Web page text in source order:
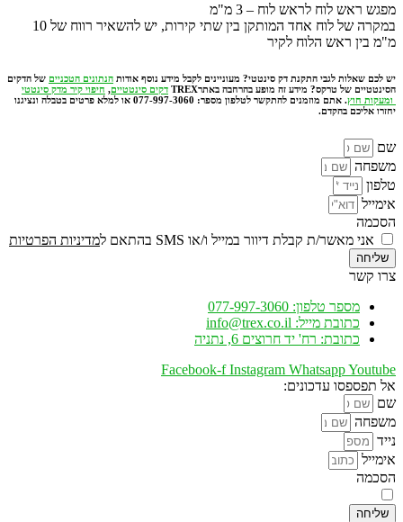
מפגש ראש לוח לראש לוח – 3 מ"מ
במקרה של לוח אחד המותקן בין שתי קירות, יש להשאיר רווח של 10
מ"מ בין ראש הלוח לקיר
יש לכם שאלות לגבי התקנת דק סינטטי? מעוניינים לקבל מידע נוסף אודות הנתונים הטכניים של הדקים
הסינטטיים של טרקס? מידע זה מופע בהרחבה באתרTREX
דקים סינטטיים, חיפוי קיר מדק סינטטי
ומעקות חוץ. אתם מוזמנים להתקשר לטלפון מספר: 077-997-3060 או למלא פרטים בטבלה ונציגנו
יחזרו אליכם בהקדם.
שם
משפחה
טלפון
אימייל
הסכמה
אני מאשר/ת קבלת דיוור במייל ו/או SMS בהתאם ל
מדיניות הפרטיות
שליחה
צרו קשר
מספר טלפון: 077-997-3060
כתובת מייל: info@trex.co.il
כתובת: רח' יד חרוצים 6, נתניה
Facebook-f Instagram WhatsappYoutube
אל תפספסו עדכונים:
שם
משפחה
נייד
אימייל
הסכמה
שליחה